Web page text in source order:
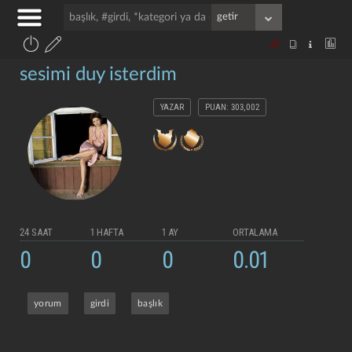
sesimi duy isterdim
YAZAR PUAN: 303,002
24 SAAT
0
1 HAFTA
0
1 AY
0
ORTALAMA
0.01
yorum girdi başlık